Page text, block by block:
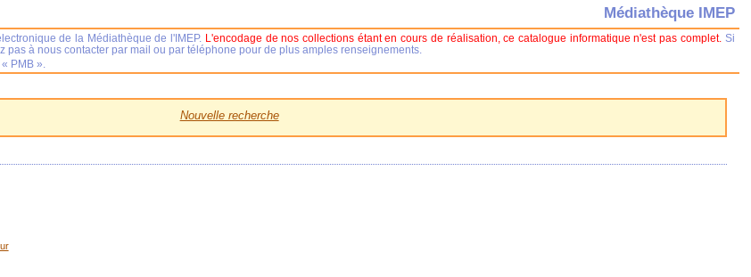
Nouvelle recherche
Médiathèque IMEP
de la Médiathèque de l'IMEP. L'encodage de nos collections étant en cours de réalisation, ce catalogue informatique n'est pas complet. Si
à nous contacter par mail ou par téléphone pour de plus amples renseignements.
PMB ».